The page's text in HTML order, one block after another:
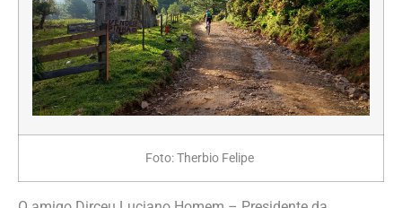
Foto: Therbio Felipe